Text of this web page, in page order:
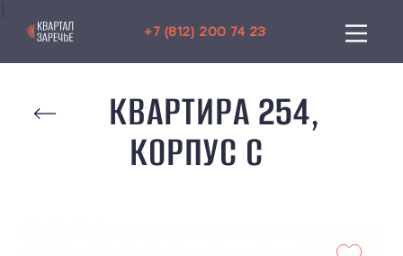
+7 (812) 200 74 23
КВАРТИРА 254,
КОРПУС C